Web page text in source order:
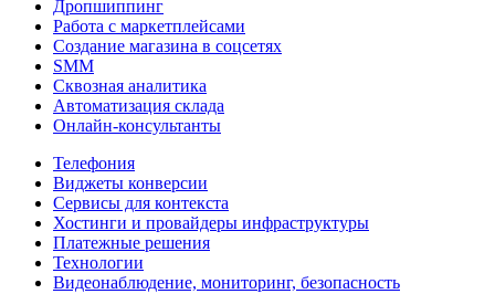
Дропшиппинг
Работа с маркетплейсами
Создание магазина в соцсетях
SMM
Сквозная аналитика
Автоматизация склада
Онлайн-консультанты
Телефония
Виджеты конверсии
Сервисы для контекста
Хостинги и провайдеры инфраструктуры
Платежные решения
Технологии
Видеонаблюдение, мониторинг, безопасность